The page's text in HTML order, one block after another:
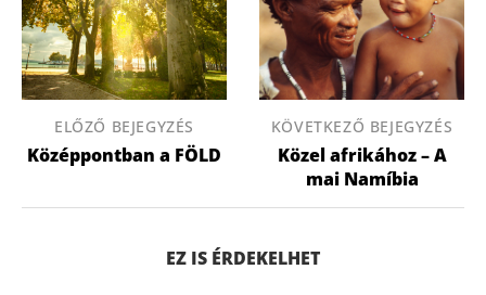
ELŐZŐ BEJEGYZÉS
Középpontban a FÖLD
KÖVETKEZŐ BEJEGYZÉS
Közel afrikához – A
mai Namíbia
EZ IS ÉRDEKELHET